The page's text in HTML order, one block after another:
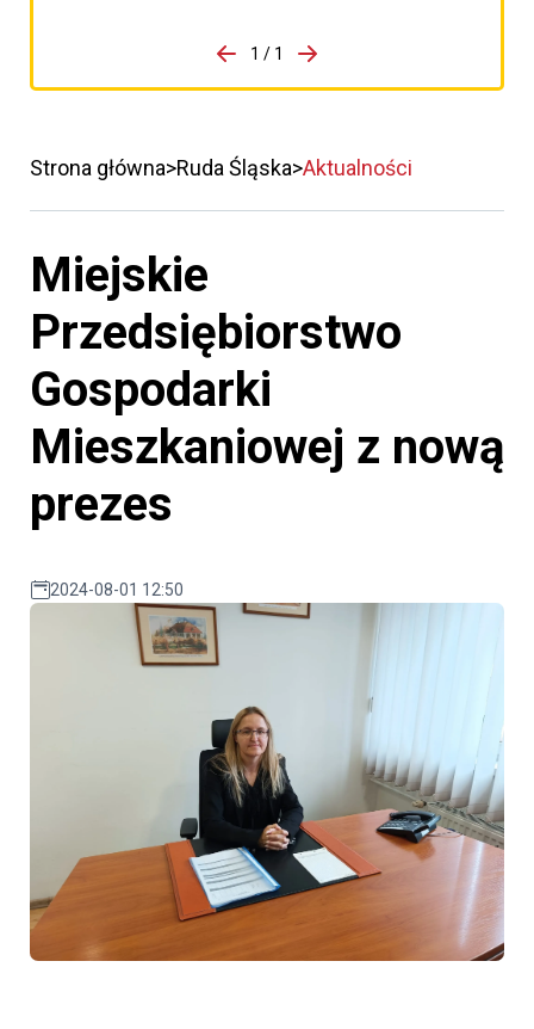
porzpedniego komunikatu
1 / 1
Przejdź do następnego
Strona główna Ruda Śląska Aktualności
Miejskie
Przedsiębiorstwo
Gospodarki
Mieszkaniowej z nową
prezes
2024-08-01 12:50